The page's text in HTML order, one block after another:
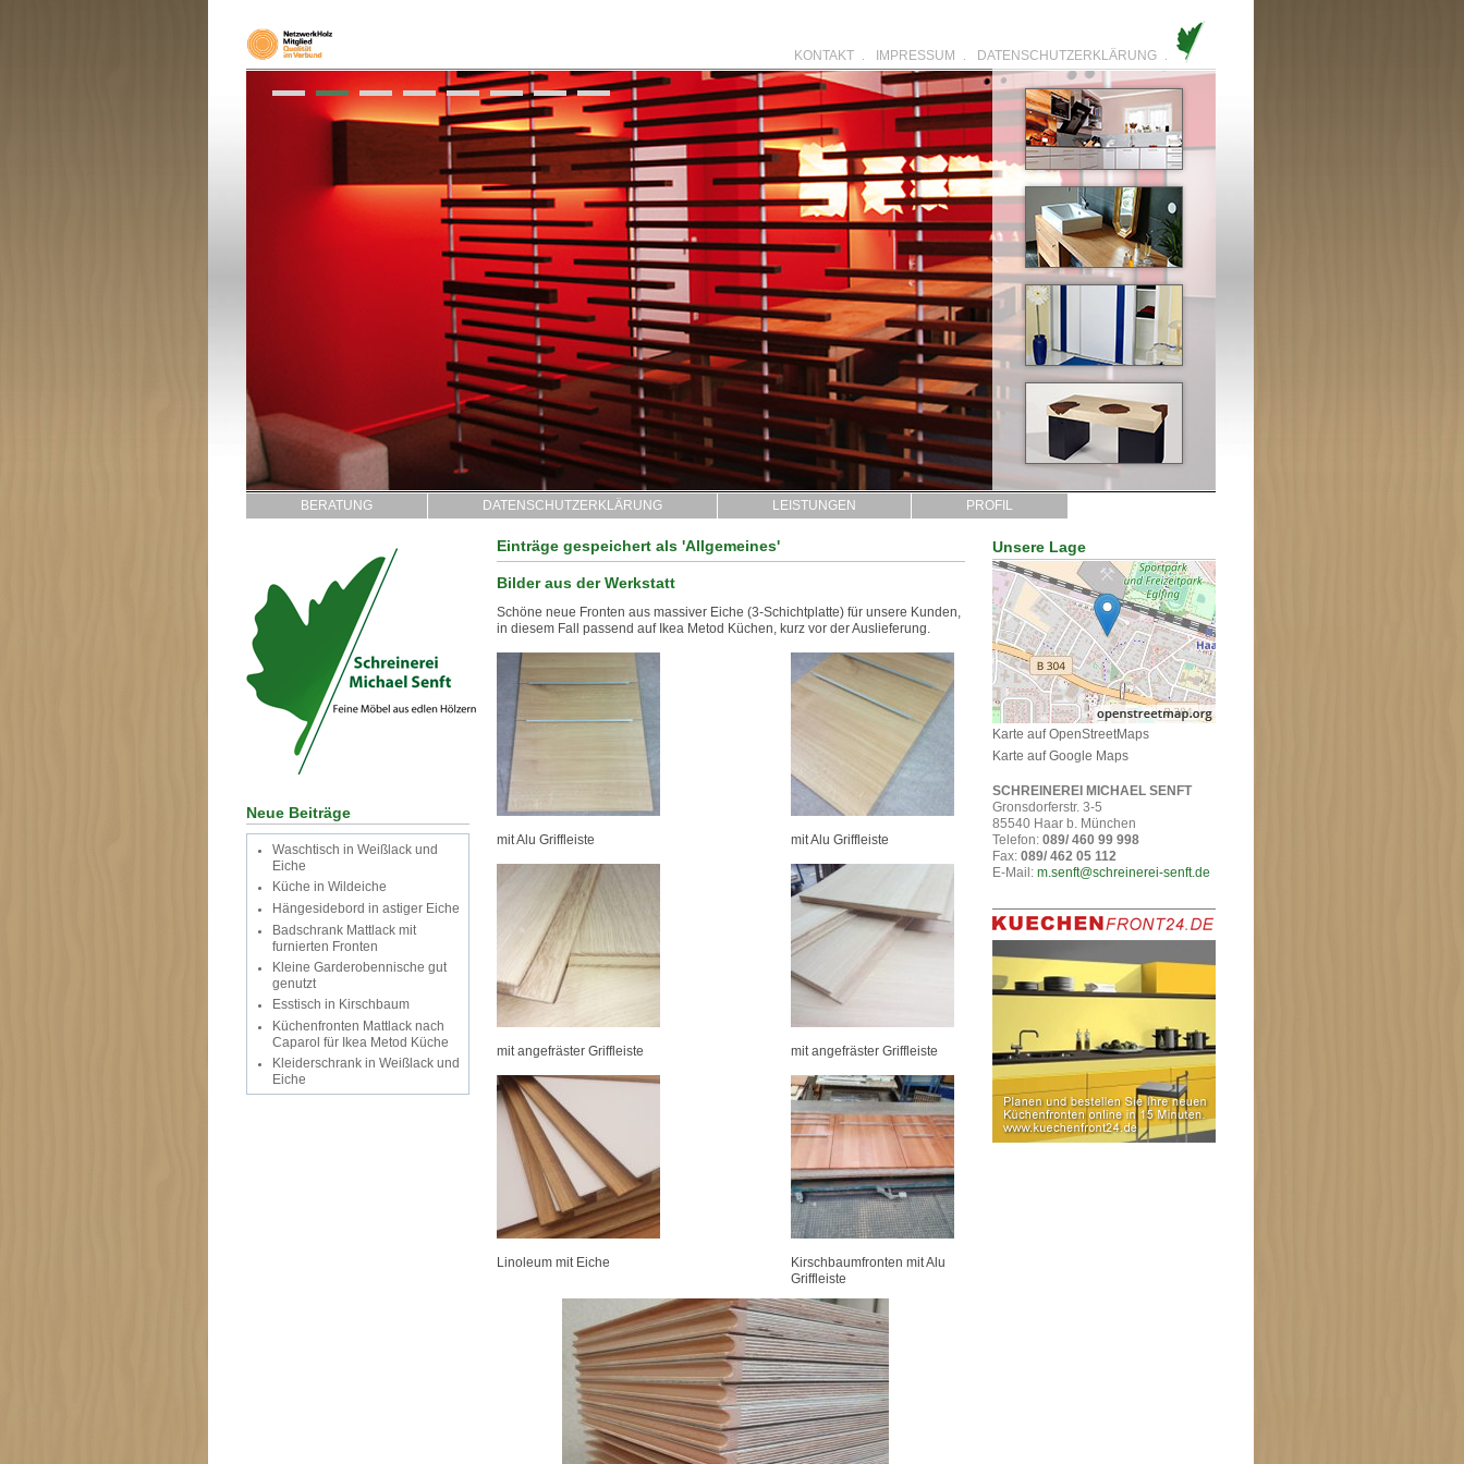
KONTAKT IMPRESSUM DATENSCHUTZERKLÄRUNG
BERATUNG DATENSCHUTZERKLÄRUNG LEISTUNGEN PROFIL
Neue Beiträge
Waschtisch in Weißlack und
Eiche
Küche in Wildeiche
Hängesidebord in astiger Eiche
Badschrank Mattlack mit
furnierten Fronten
Kleine Garderobennische gut
genutzt
Esstisch in Kirschbaum
Küchenfronten Mattlack nach
Caparol für Ikea Metod Küche
Kleiderschrank in Weißlack und
Eiche
Einträge gespeichert als 'Allgemeines'
Bilder aus der Werkstatt
Schöne neue Fronten aus massiver Eiche (3-Schichtplatte) für unsere Kunden,
in diesem Fall passend auf Ikea Metod Küchen, kurz vor der Auslieferung.
mit Alu Griffleiste mit Alu Griffleiste
mit angefräster Griffleiste mit angefräster Griffleiste
Linoleum mit Eiche
Kirschbaumfronten mit Alu
Griffleiste
Unsere Lage
Karte auf OpenStreetMaps
Karte auf Google Maps
SCHREINEREI MICHAEL SENFT
Gronsdorferstr. 3-5
85540 Haar b. München
Telefon: 089/ 460 99 998
Fax: 089/ 462 05 112
E-Mail: m.senft@schreinerei-senft.de